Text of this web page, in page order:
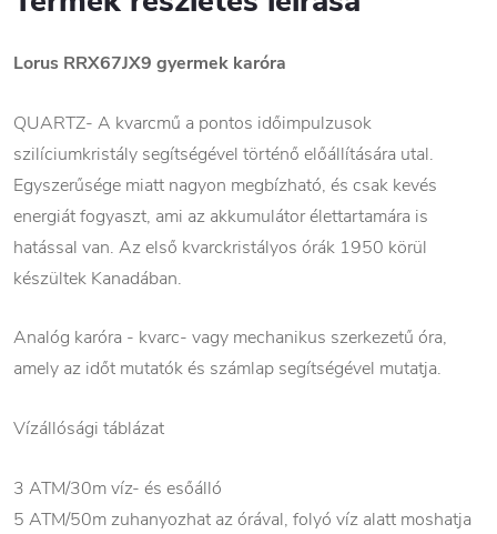
Lorus RRX67JX9 gyermek karóra
QUARTZ- A kvarcmű a pontos időimpulzusok
szilíciumkristály segítségével történő előállítására utal.
Egyszerűsége miatt nagyon megbízható, és csak kevés
energiát fogyaszt, ami az akkumulátor élettartamára is
hatással van. Az első kvarckristályos órák 1950 körül
készültek Kanadában.
Analóg karóra - kvarc- vagy mechanikus szerkezetű óra,
amely az időt mutatók és számlap segítségével mutatja.
Vízállósági táblázat
3 ATM/30m víz- és esőálló
5 ATM/50m zuhanyozhat az órával, folyó víz alatt moshatja